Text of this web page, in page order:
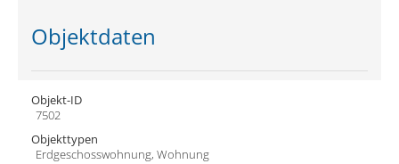
Objektdaten
Objekt-ID
7502
Objekttypen
Erdgeschosswohnung, Wohnung